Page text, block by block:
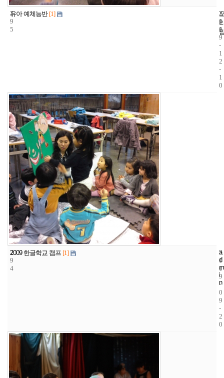
2
9
5
유아 예체능반 [1]
2
1
1
2
0
0
9
-
1
2
-
1
0
2
9
4
2009 한글학교 캠프 [1]
a
d
m
i
n
2
1
1
2
0
0
9
-
0
9
-
2
0